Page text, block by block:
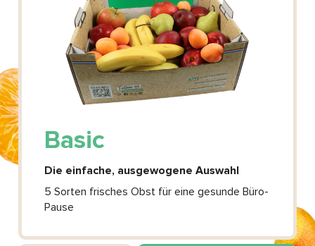
Basic
Die einfache, ausgewogene Auswahl
5 Sorten frisches Obst für eine gesunde Büro-
Pause